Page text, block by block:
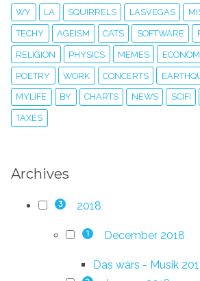
WY LA SQUIRRELS LASVEGAS
TECHY AGEISM CATS SOFTWARE
RELIGION PHYSICS MEMES
POETRY WORK CONCERTS
MYLIFE BY CHARTS NEWS SCIFI
TAXES
Archives
3 2018
1 December 2018
Das wars - Musik